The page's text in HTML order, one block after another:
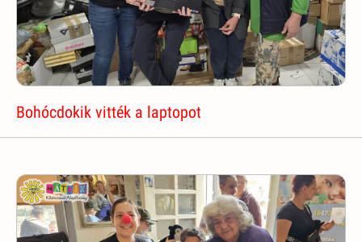
Bohócdokik vitték a laptopot